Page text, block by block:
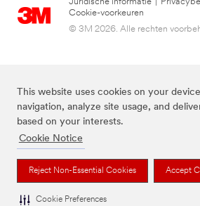
This website uses cookies on your
navigation, analyze site usage, and
based on your interests.
Cookie Notice
Reject Non-Essential Cookies Accept
Cookie Preferences
Cookie-voorkeuren
© 3M 2026. Alle rechten
3M, Post-it® en de kleur Canary Yellow™ zijn